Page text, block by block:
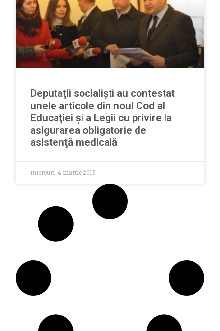
Deputaţii socialişti au contestat
unele articole din noul Cod al
Educaţiei şi a Legii cu privire la
asigurarea obligatorie de
asistenţă medicală
miercuri, 4 martie 2015